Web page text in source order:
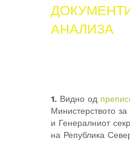
АНАЛИЗА
1. Видно од
Министерството
и Генералниот
на Република